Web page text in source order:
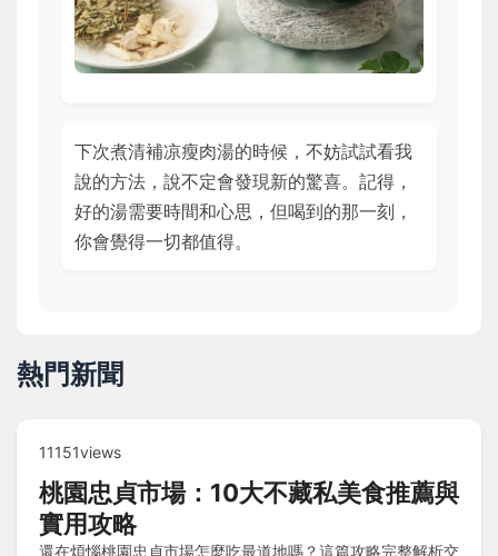
下次煮清補凉瘦肉湯的時候，不妨試試看我
說的方法，說不定會發現新的驚喜。記得，
好的湯需要時間和心思，但喝到的那一刻，
你會覺得一切都值得。
熱門新聞
11151views
桃園忠貞市場：10大不藏私美食推薦與
實用攻略
還在煩惱桃園忠貞市場怎麼吃最道地嗎？這篇攻略完整解析交